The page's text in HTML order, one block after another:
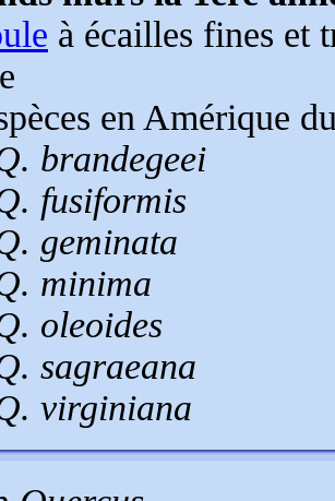
à écailles fines et
en Amérique
brandegeei
fusiformis
geminata
minima
oleoides
sagraeana
virginiana